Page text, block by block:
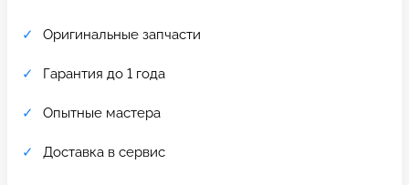
Оригинальные запчасти
Гарантия до 1 года
Опытные мастера
Доставка в сервис